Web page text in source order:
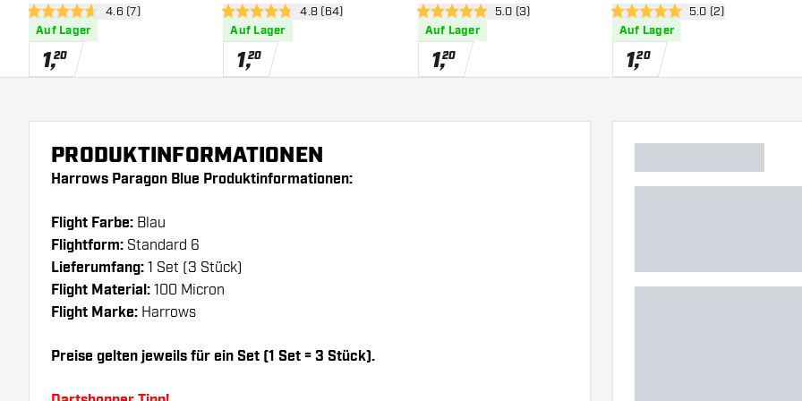
Bewertungsbereich öffnen
4.6 Bewertungssterne
4.6 (7)
Auf Lager
1,20
Bewertungsbereich öffnen
4.8 Bewertungssterne
4.8 (64)
Auf Lager
1,20
Bewertungsbereich öffnen
5 Bewertungssterne
5.0 (3)
Auf Lager
1,20
Bewertungsbereich
5 Bewertungssterne
5.0 (2)
Auf Lager
1,20
PRODUKTINFORMATIONEN
Harrows Paragon Blue Produktinformationen:
Flight Farbe: Blau
Flightform: Standard 6
Lieferumfang: 1 Set (3 Stück)
Flight Material: 100 Micron
Flight Marke: Harrows
Preise gelten jeweils für ein Set (1 Set = 3 Stück).